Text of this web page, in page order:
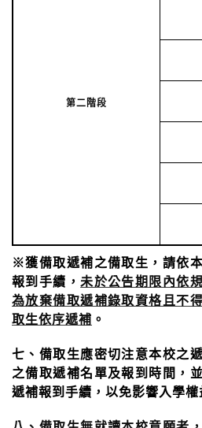
第二階段
※獲備取遞補之備取生，請依
報到手續， 未於公告期限內依
為放棄備取遞補錄取資格且不
取生依序遞補 。
七、備取生應密切注意本校之
之備取遞補名單及報到時間，
遞補報到手續，以免影響入學權